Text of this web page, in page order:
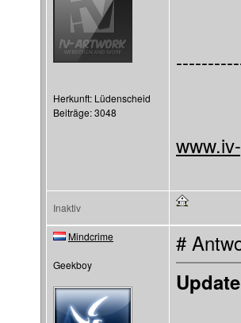
Herkunft: Lüdenscheid
Beiträge: 3048
Inaktiv
Mindcrime
Geekboy
#